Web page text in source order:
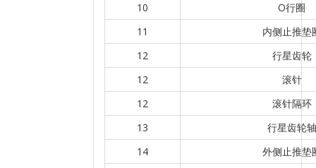
10
O行圈
11
内侧止推垫
12
行星齿轮
12
滚针
12
滚针隔环
13
行星齿轮轴
14
外侧止推垫